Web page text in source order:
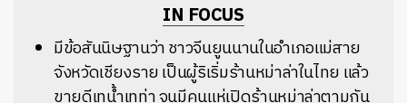
IN FOCUS
มีข้อสันนิษฐานว่า ชาวจีนยูนนานในอำเภอแม่สาย
จังหวัดเชียงราย เป็นผู้ริเริ่มร้านหม่าล่าในไทย แล้ว
ขายดีเทน้ำเทท่า จนมีคนแห่เปิดร้านหม่าล่าตามกัน